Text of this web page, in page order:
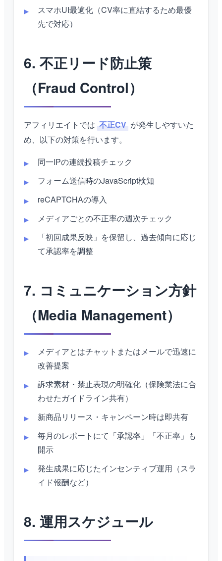
スマホUI最適化（CV率に直結するため最優
先で対応）
6. 不正リード防止策
（Fraud Control）
アフィリエイトでは 不正CV が発生しやすいた
め、以下の対策を行います。
同一IPの連続投稿チェック
フォーム送信時のJavaScript検知
reCAPTCHAの導入
メディアごとの不正率の週次チェック
「初回成果反映」を保留し、過去傾向に応じ
て承認率を調整
7. コミュニケーション方針
（Media Management）
メディアとはチャットまたはメールで迅速に
改善提案
訴求素材・禁止表現の明確化（保険業法に合
わせたガイドライン共有）
新商品リリース・キャンペーン時は即共有
毎月のレポートにて「承認率」「不正率」も
開示
発生成果に応じたインセンティブ運用（スラ
イド報酬など）
8. 運用スケジュール